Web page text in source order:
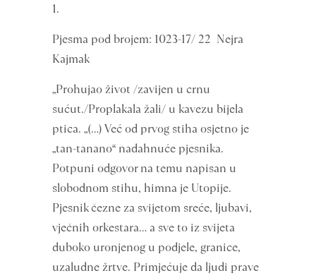
1.
Pjesma pod brojem: 1023-17/ 22 Nejra
Kajmak
„Prohujao život /zavijen u crnu
sućut./Proplakala žali/ u kavezu bijela
ptica. „(…) Već od prvog stiha osjetno je
„tan-tanano“ nadahnuće pjesnika.
Potpuni odgovor na temu napisan u
slobodnom stihu, himna je Utopije.
Pjesnik čezne za svijetom sreće, ljubavi,
vječnih orkestara… a sve to iz svijeta
duboko uronjenog u podjele, granice,
uzaludne žrtve. Primjećuje da ljudi prave